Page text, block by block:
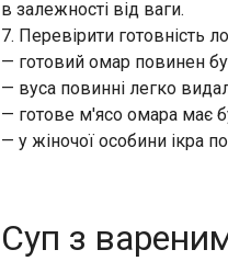
в залежності від ваги.
7. Перевірити готовність
— готовий омар повинен
— вуса повинні легко
— готове м'ясо омара має
— у жіночої особини ікра
Суп з